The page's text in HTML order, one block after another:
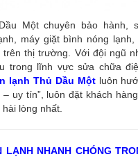
Một chuyên bảo hành,
máy giặt bình nóng
thị trường. Với đội ngũ
trong lĩnh vực sửa chữa
lạnh Thủ Dầu Mộtluôn
uy tín”, luôn đặt khách
lòng nhất.
NHANH CHÓNG